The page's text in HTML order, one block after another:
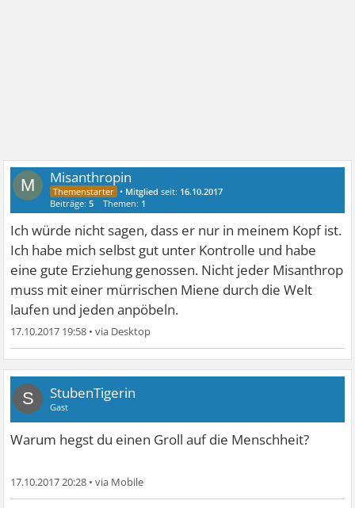
M Misanthropin
• Mitglied seit: 16.10.2017
Beiträge:5 Themen: 1
Ich würde nicht sagen, dass er nur in meinem Kopf ist.
Ich habe mich selbst gut unter Kontrolle und habe
eine gute Erziehung genossen. Nicht jeder Misanthrop
muss mit einer mürrischen Miene durch die Welt
laufen und jeden anpöbeln.
17.10.2017 19:58 •
S StubenTigerin
Gast
Warum hegst du einen Groll auf die Menschheit?
17.10.2017 20:28 •